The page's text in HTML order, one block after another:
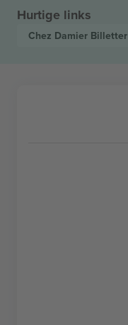
Hurtige links
Chez Damier Billetter